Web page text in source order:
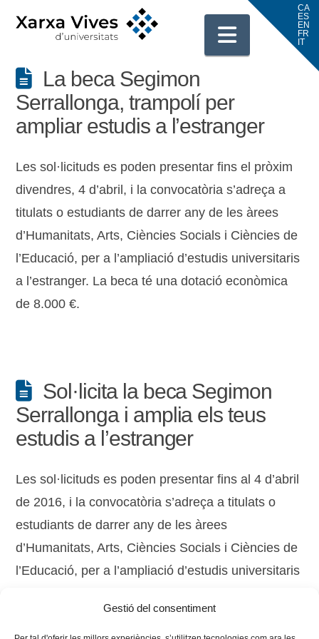
Gestió del consentiment
La beca Segimon
Serrallonga, trampolí per
ampliar estudis a l’estranger
Les sol·licituds es poden presentar fins el pròxim
divendres, 4 d’abril, i la convocatòria s’adreça a
titulats o estudiants de darrer any de les àrees
d’Humanitats, Arts, Ciències Socials i Ciències de
l’Educació, per a l’ampliació d’estudis universitaris
a l’estranger. La beca té una dotació econòmica
de 8.000 €.
Sol·licita la beca Segimon
Serrallonga i amplia els teus
estudis a l’estranger
Les sol·licituds es poden presentar fins al 4 d’abril
de 2016, i la convocatòria s’adreça a titulats o
estudiants de darrer any de les àrees
d’Humanitats, Arts, Ciències Socials i Ciències de
l’Educació, per a l’ampliació d’estudis universitaris
econòmica de 8.000 €.